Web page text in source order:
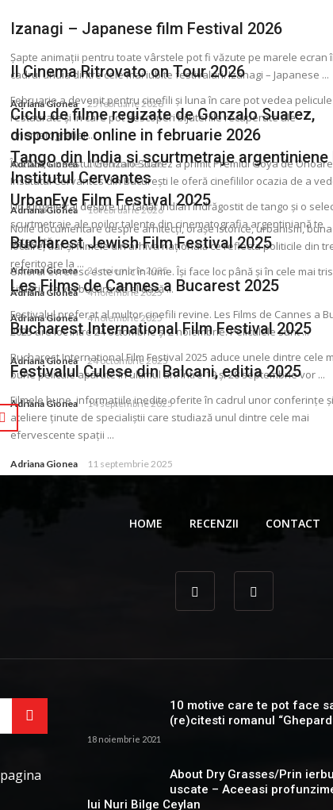
Izanagi – Japanese film Festival 2026
Şapte animaţii pentru toate vârstele pot fi văzute pe marele ecran
cadrul unuia dintre cele mai iubite festivaluri. Izanagi – Japanese ...
Adriana Gionea 25 februarie 2026
Il Cinema Ritrovato on Tour 2026
Februarie a devenit pentru cinefili și luna în care pot vedea pelicule
restaurate și în care pot descoperi bijuteriile recuperate ale
cinematografiei ...
Adriana Gionea 10 februarie 2026
Ciclu de filme regizate de Gonzalo Suarez,
disponibile online in februarie 2026
În 2026, cineastul Gonzalo Suarez a primit Premiul Goya de
Institutul Cervantes din București le oferă cinefililor ocazia de a
Adriana Gionea 10 februarie 2026
Tango din India si scurtmetraje argentiniene
Institutul Cervantes
Un lungmetraj despre un tânăr indian îndrăgostit de tango și o
scurtmetraje ale noilor talente din cinematografia argentiniană te
așteaptă ...
Adriana Gionea 21 noiembrie 2025
UrbanEye Film Festival 2025
Noile documentare despre arhitecţi, orașe istorice, urbanism, buna
locuire, dar și filmele din arhiva naţională ce reflecta politicile din
referitoare la ...
Adriana Gionea 4 noiembrie 2025
Bucharest Jewish Film Festival 2025
Umorul evreiesc este unic în lume. Își face loc până și în cele mai
situații. Te vei bucura de el dacă ...
Adriana Gionea 4 noiembrie 2025
Les Films de Cannes a Bucarest 2025
Festivalul preferat al multor cinefili revine. Les Films de Cannes a
2025 are loc între 24 octombrie și 2 noiembrie. Peliculele sunt ...
Adriana Gionea 24 octombrie 2025
Bucharest International Film Festival 2025
Bucharest International Film Festival 2025 aduce unele dintre cele
bune pelicule apărute în ultimul an. Între 19 și 28 septembrie vor ...
Adriana Gionea 14 septembrie 2025
Festivalul Culese din Balcani, editia 2025
Filmele bune, informaţiile inedite oferite în cadrul unor conferinţe și
ateliere ţinute de specialiștii care studiază unul dintre cele mai
efervescente spaţii ...
Adriana Gionea 11 septembrie 2025
HOME RECENZII CONTACT
pagina
10 motive care te pot face
(re)citesti romanul
18 noiembrie 2021
About Dry Grasses/Prin
uscate – Aceeasi
lui Nuri Bilge Ceylan